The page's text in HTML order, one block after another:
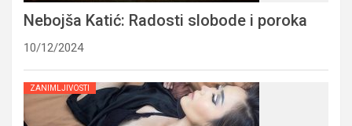
Nebojša Katić: Radosti slobode i poroka
10/12/2024
ZANIMLJIVOSTI